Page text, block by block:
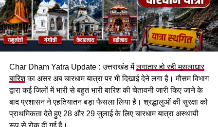
रहे थे। इसी दौरान चारों गहरे पानी में डूब गए।
सुरक्षित घाटों पर ही स्नान करने की अपील
पुलिस ने शवों को कब्जे में लेकर पोस्टमार्टम की कार्रवाई शुरू कर दी है।
प्रशासन की ओर से श्रद्धालुओं से अपील की जा रही है कि वे निर्धारित और
सुरक्षित घाटों पर ही स्नान करें और चेतावनी वाले स्थानों पर जाने से बचें।
Char Dham Yatra Update : उत्तराखंड मेंलगातार हो रही मूसलाधार
बारिशका असर अब चारधाम यात्रा पर भी दिखाई देने लगा है। मौसम विभाग
द्वारा कई जिलों में भारी से बहुत भारी बारिश की चेतावनी जारी किए जाने के
बाद प्रशासन ने एहतियातन बड़ा फैसला लिया है। श्रद्धालुओं की सुरक्षा को
प्राथमिकता देते हुए 28 और 29 जुलाई के लिए चारधाम यात्रा अस्थायी
रूप से रोक दी गई है।